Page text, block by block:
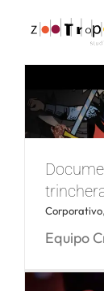
Corporativo,
Equipo